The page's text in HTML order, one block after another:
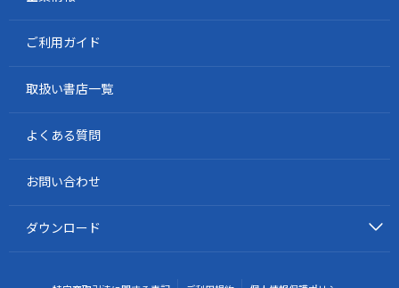
ご利用ガイド
取扱い書店一覧
よくある質問
お問い合わせ
ダウンロード